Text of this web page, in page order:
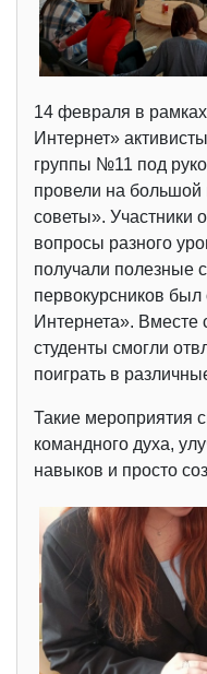
14 февраля в
Интернет»
группы №11 под
провели на
советы». Участники
вопросы разного
получали полезные
первокурсников
Интернета».
студенты смогли
поиграть в
Такие мероприятия
командного духа,
навыков и просто